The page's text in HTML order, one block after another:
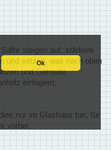
Ok
steigen auf, stärkere
und setzen, was nach oben
und Getreide.
einlagern;
nur im Glashaus tun, für
vorbei.